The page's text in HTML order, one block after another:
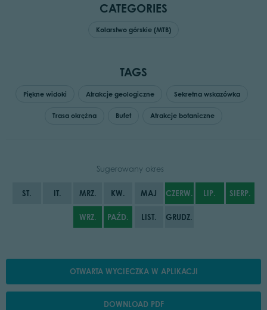
CATEGORIES
Kolarstwo górskie (MTB)
TAGS
Piękne widoki Atrakcje geologiczne Sekretna wskazówka
Trasa okrężna Bufet Atrakcje botaniczne
Sugerowany okres
ST. IT. MRZ. KW. MAJ CZERW. LIP. SIERP.
WRZ. PAŹD. LIST. GRUDZ.
OTWARTA WYCIECZKA W APLIKACJI
DOWNLOAD PDF